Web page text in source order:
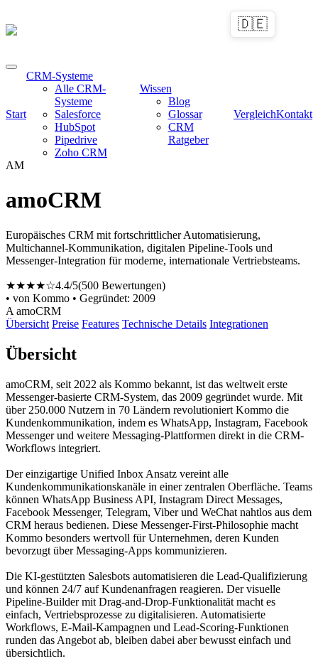
Start
CRM-Systeme
Alle CRM-
Systeme
Salesforce
HubSpot
Pipedrive
Zoho CRM
Wissen
Blog
Glossar
CRM
Ratgeber
VergleichKontakt
🇩🇪
AM
amoCRM
Europäisches CRM mit fortschrittlicher Automatisierung,
Multichannel-Kommunikation, digitalen Pipeline-Tools und
Messenger-Integration für moderne, internationale Vertriebsteams.
★★★★☆4.4/5(500 Bewertungen)
• von Kommo • Gegründet: 2009
A amoCRM
Übersicht Preise Features Technische Details Integrationen
Übersicht
amoCRM, seit 2022 als Kommo bekannt, ist das weltweit erste
Messenger-basierte CRM-System, das 2009 gegründet wurde. Mit
über 250.000 Nutzern in 70 Ländern revolutioniert Kommo die
Kundenkommunikation, indem es WhatsApp, Instagram, Facebook
Messenger und weitere Messaging-Plattformen direkt in die CRM-
Workflows integriert.
Der einzigartige Unified Inbox Ansatz vereint alle
Kundenkommunikationskanäle in einer zentralen Oberfläche. Teams
können WhatsApp Business API, Instagram Direct Messages,
Facebook Messenger, Telegram, Viber und WeChat nahtlos aus dem
CRM heraus bedienen. Diese Messenger-First-Philosophie macht
Kommo besonders wertvoll für Unternehmen, deren Kunden
bevorzugt über Messaging-Apps kommunizieren.
Die KI-gestützten Salesbots automatisieren die Lead-Qualifizierung
und können 24/7 auf Kundenanfragen reagieren. Der visuelle
Pipeline-Builder mit Drag-and-Drop-Funktionalität macht es
einfach, Vertriebsprozesse zu digitalisieren. Automatisierte
Workflows, E-Mail-Kampagnen und Lead-Scoring-Funktionen
runden das Angebot ab, bleiben dabei aber bewusst einfach und
übersichtlich.